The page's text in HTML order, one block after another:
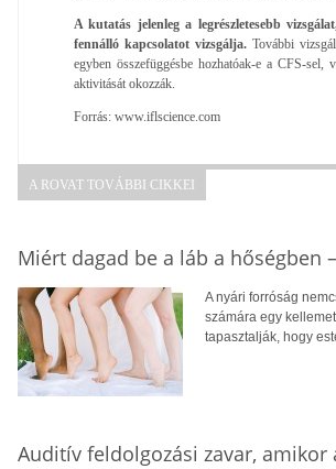
A kutatás jelenleg a legrészletesebb
fennálló kapcsolatot vizsgálja. További
egyben összefüggésbe hozhatóak-e a CFS-
aktivitását okozzák.
Forrás: www.iflscience.com
A ROVAT TOVÁBBI CIKKEI
Miért dagad be a láb a hőségben
A nyári forróság
számára egy
tapasztalják, hogy
Auditív feldolgozási zavar,